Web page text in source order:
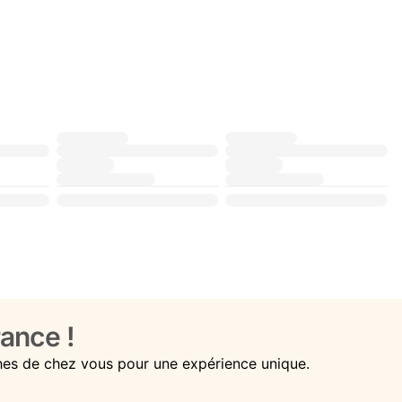
!
de chez vous pour une expérience unique.